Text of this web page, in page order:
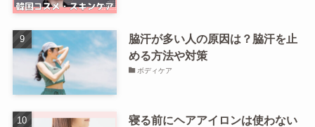
脇汗が多い人の原因は？脇汗を止
める方法や対策
ボディケア
寝る前にヘアアイロンは使わない